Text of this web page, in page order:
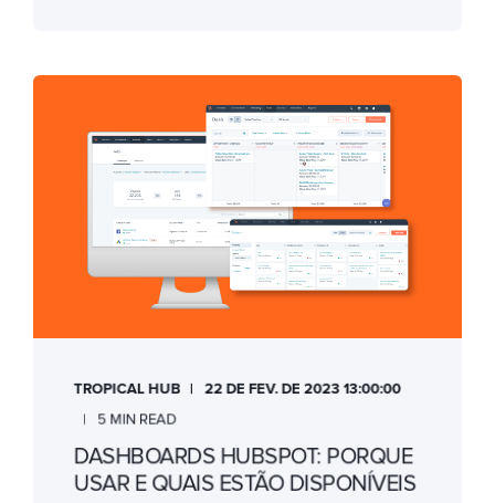
TROPICAL HUB 22 DE FEV. DE 2023 13:00:00
5 MIN READ
DASHBOARDS HUBSPOT: PORQUE
USAR E QUAIS ESTÃO DISPONÍVEIS